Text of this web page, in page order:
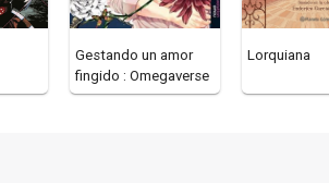
Gestando un amor
fingido : Omegaverse
Lorquiana